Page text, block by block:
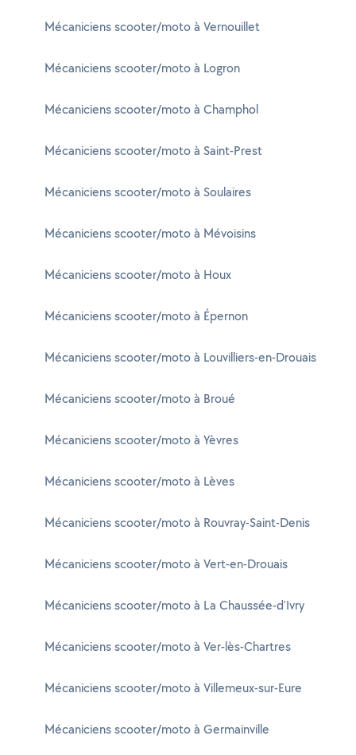
Mécaniciens scooter/moto à Vernouillet
Mécaniciens scooter/moto à Logron
Mécaniciens scooter/moto à Champhol
Mécaniciens scooter/moto à Saint-Prest
Mécaniciens scooter/moto à Soulaires
Mécaniciens scooter/moto à Mévoisins
Mécaniciens scooter/moto à Houx
Mécaniciens scooter/moto à Épernon
Mécaniciens scooter/moto à Louvilliers-en-Drouais
Mécaniciens scooter/moto à Broué
Mécaniciens scooter/moto à Yèvres
Mécaniciens scooter/moto à Lèves
Mécaniciens scooter/moto à Rouvray-Saint-Denis
Mécaniciens scooter/moto à Vert-en-Drouais
Mécaniciens scooter/moto à La Chaussée-d'Ivry
Mécaniciens scooter/moto à Ver-lès-Chartres
Mécaniciens scooter/moto à Villemeux-sur-Eure
Mécaniciens scooter/moto à Germainville